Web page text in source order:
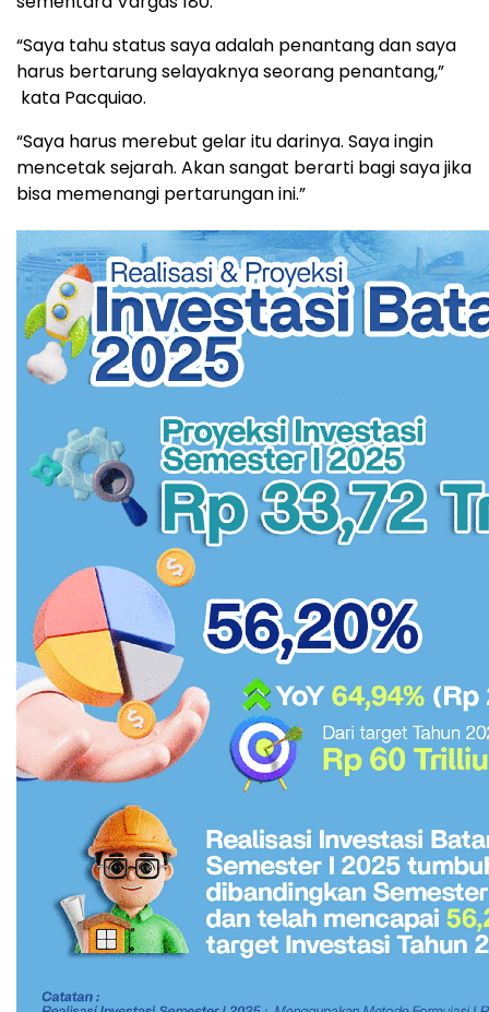
“Saya tahu status saya adalah penantang dan saya
harus bertarung selayaknya seorang penantang,”
kata Pacquiao.
“Saya harus merebut gelar itu darinya. Saya ingin
mencetak sejarah. Akan sangat berarti bagi saya jika
bisa memenangi pertarungan ini.”